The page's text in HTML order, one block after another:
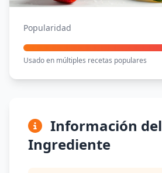
Popularidad
Usado en múltiples recetas populares
Información del
Ingrediente